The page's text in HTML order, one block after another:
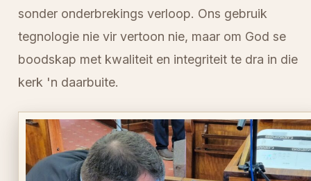
sonder onderbrekings verloop. Ons gebruik
tegnologie nie vir vertoon nie, maar om God se
boodskap met kwaliteit en integriteit te dra in die
kerk 'n daarbuite.